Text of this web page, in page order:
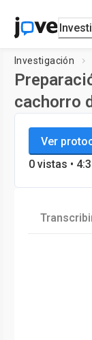
Investigación
cachorro
JoVE
Neurociencia
Ver
0 vistas •